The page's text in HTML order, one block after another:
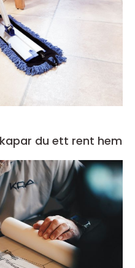
du ett rent hem